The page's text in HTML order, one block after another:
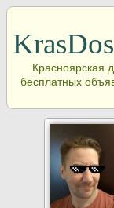
Красноярская
бесплатных